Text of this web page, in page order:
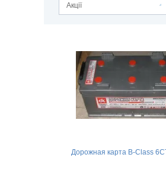
Акції
Дорожная карта B-Class